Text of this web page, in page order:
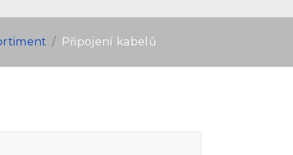
Připojení kabelů